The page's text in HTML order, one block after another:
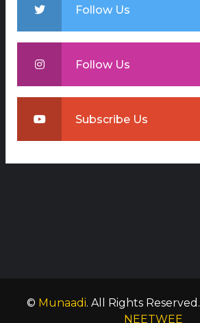
Follow Us
Follow Us
Subscribe Us
© Munaadi. All Rights Reserved.
NEETWEE